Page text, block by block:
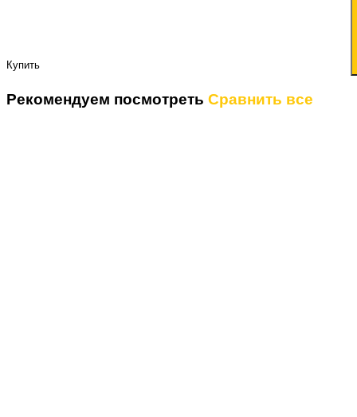
Купить
Рекомендуем посмотреть Сравнить все